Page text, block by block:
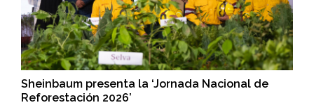
Sheinbaum presenta la ‘Jornada Nacional de
Reforestación 2026’